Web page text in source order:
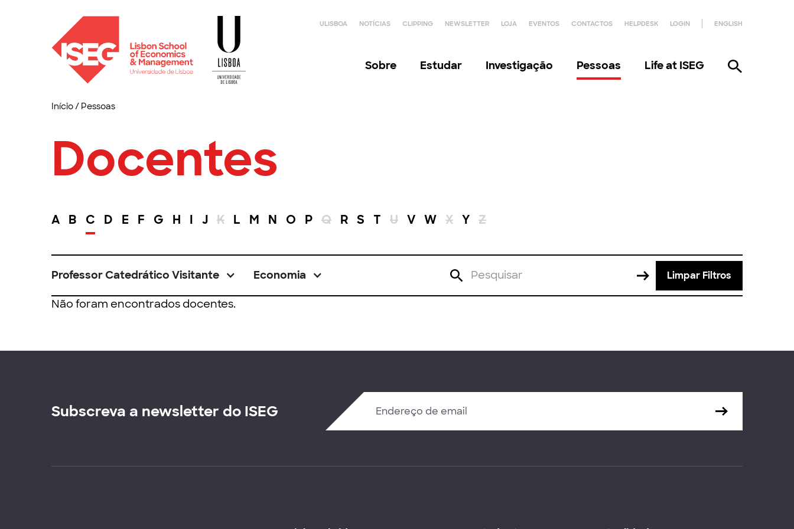
ULISBOA NOTÍCIAS CLIPPING NEWSLETTER LOJA EVENTOS CONTACTOS HELPDESK LOGIN ENGLISH
Sobre Estudar Investigação Pessoas Life at ISEG
Início/ Pessoas
Docentes
A B C D E F G H I J K L M N O P Q R S T U V W X Y Z
Professor Catedrático Visitante Economia Limpar Filtros
Não foram encontrados docentes.
Subscreva a newsletter do ISEG